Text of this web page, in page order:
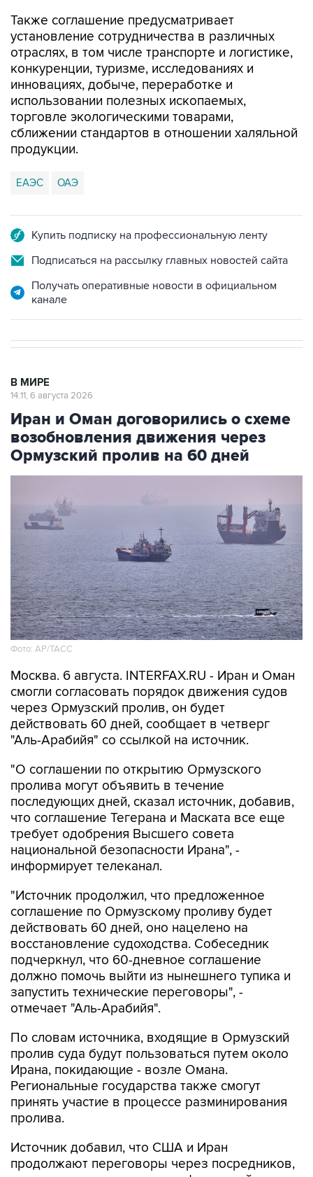
Также соглашение предусматривает
установление сотрудничества в различных
отраслях, в том числе транспорте и логистике,
конкуренции, туризме, исследованиях и
инновациях, добыче, переработке и
использовании полезных ископаемых,
торговле экологическими товарами,
сближении стандартов в отношении халяльной
продукции.
ЕАЭС ОАЭ
Купить подписку на профессиональную ленту
Подписаться на рассылку главных новостей сайта
Получать оперативные новости в официальном
канале
В МИРЕ
14:11, 6 августа 2026
Иран и Оман договорились о схеме
возобновления движения через
Ормузский пролив на 60 дней
Фото: AP/ТАСС
Москва. 6 августа. INTERFAX.RU - Иран и Оман
смогли согласовать порядок движения судов
через Ормузский пролив, он будет
действовать 60 дней, сообщает в четверг
"Аль-Арабийя" со ссылкой на источник.
"О соглашении по открытию Ормузского
пролива могут объявить в течение
последующих дней, сказал источник, добавив,
что соглашение Тегерана и Маската все еще
требует одобрения Высшего совета
национальной безопасности Ирана", -
информирует телеканал.
"Источник продолжил, что предложенное
соглашение по Ормузскому проливу будет
действовать 60 дней, оно нацелено на
восстановление судоходства. Собеседник
подчеркнул, что 60-дневное соглашение
должно помочь выйти из нынешнего тупика и
запустить технические переговоры", -
отмечает "Аль-Арабийя".
По словам источника, входящие в Ормузский
пролив суда будут пользоваться путем около
Ирана, покидающие - возле Омана.
Региональные государства также смогут
принять участие в процессе разминирования
пролива.
Источник добавил, что США и Иран
продолжают переговоры через посредников,